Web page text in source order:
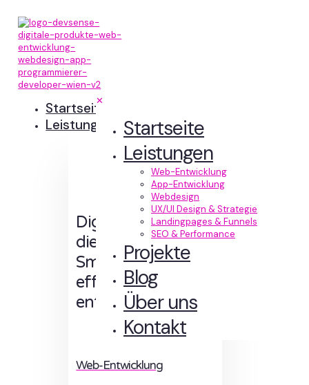
✕
Startseite
Leistungen
Web-Entwicklung
App-Entwicklung
Webdesign
UX/UI Design & Strategie
Landingpages & Funnels
SEO & Performance
Projekte
Blog
Über uns
Kontakt
Startseite
Leistungen
Digitale Erlebnisse,
die Sinn machen.
Smart designt und
effizient
entwickelt.
Web-Entwicklung